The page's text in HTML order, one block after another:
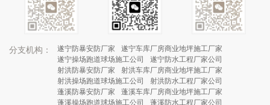
分支机构： 遂宁防暴安防厂家
遂宁车库厂房商业地坪施工厂家
遂宁操场跑道球场施工公司
遂宁防水工程厂家公司
射洪防暴安防厂家
射洪车库厂房商业地坪施工厂家
射洪操场跑道球场施工公司
射洪防水工程厂家公司
蓬溪防暴安防厂家
蓬溪车库厂房商业地坪施工厂家
蓬溪操场跑道球场施工公司
蓬溪防水工程厂家公司